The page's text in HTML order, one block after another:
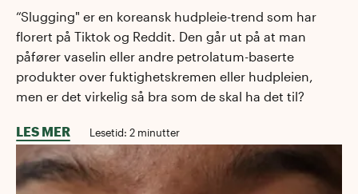
“Slugging" er en koreansk hudpleie-trend som har
florert på Tiktok og Reddit. Den går ut på at man
påfører vaselin eller andre petrolatum-baserte
produkter over fuktighetskremen eller hudpleien,
men er det virkelig så bra som de skal ha det til?
LES MER Lesetid: 2 minutter